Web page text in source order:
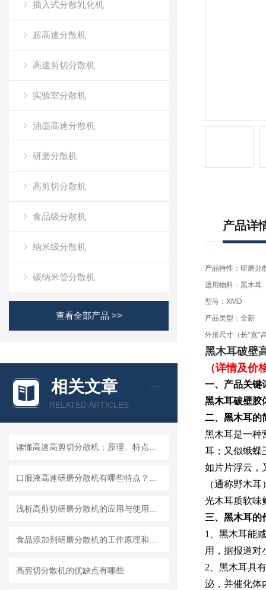
插入式分散乳化机
超高速分散机
高速剪切分散机
实验室分散机
油墨高速分散机
研磨分散机
高剪切分散机
食品级分散机
纳米级分散机
碳纳米管分散机
查看全部产品 >>
相关文章
RELATED ARTICLES
高剪切分散机的优缺点有哪些
产品详
产品特性：研磨分
适用物料：黑木耳
型号：XMD
产品类型：全新
外形尺寸（长*宽*
黑木耳破壁
（详情及
一、产品关键
黑木耳破壁胶
二、黑木耳的
黑木耳是一种
耳；又似蛾蝶
如片片浮云，
（通称野木
光木耳质软味
三、黑木耳的
1、黑木耳能
用，据报道对
2、黑木耳具
泌，并催化体